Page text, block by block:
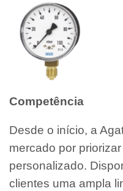
Competência
Desde o início, a
mercado por
personalizado.
clientes uma ampla